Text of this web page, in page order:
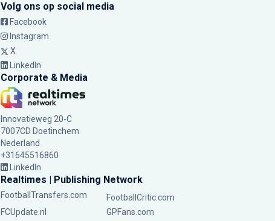
Volg ons op social media
Facebook
Instagram
X
LinkedIn
Corporate & Media
Innovatieweg 20-C
7007CD Doetinchem
Nederland
+31645516860
LinkedIn
Realtimes | Publishing Network
FootballTransfers.com
FootballCritic.com
FCUpdate.nl
GPFans.com